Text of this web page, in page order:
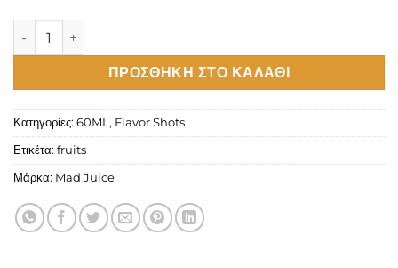
Mad Juice Fluid Flavour Shot Lilly 60ml ποσότητα
ΠΡΟΣΘΉΚΗ ΣΤΟ ΚΑΛΆΘΙ
Κατηγορίες: 60ML, Flavor Shots
Ετικέτα: fruits
Μάρκα: Mad Juice